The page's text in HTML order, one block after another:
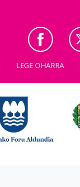
LEGE OHARRA